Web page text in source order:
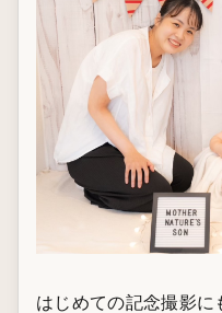
はじめての記念撮影